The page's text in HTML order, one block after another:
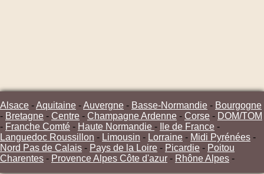
Alsace -Aquitaine -Auvergne - Basse-Normandie - Bourgogne
- Bretagne - Centre - Champagne Ardenne - Corse - DOM/TOM
- Franche Comté - Haute Normandie - Ile de France -
Languedoc Roussillon - Limousin - Lorraine - Midi Pyrénées -
Nord Pas de Calais - Pays de la Loire - Picardie - Poitou
Charentes - Provence Alpes Côte d'azur - Rhône Alpes -